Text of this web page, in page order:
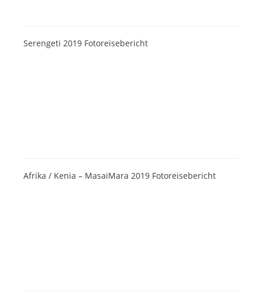
Serengeti 2019 Fotoreisebericht
Afrika / Kenia – MasaiMara 2019 Fotoreisebericht